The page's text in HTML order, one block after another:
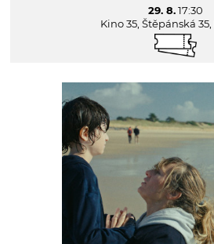
29. 8.17:30
Kino 35, Štěpánská 35,